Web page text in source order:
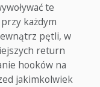
te
każdym
pętli, w
return
hooków na
jakimkolwiek